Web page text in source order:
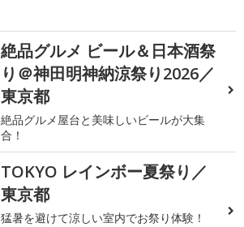
絶品グルメ ビール＆日本酒祭
り＠神田明神納涼祭り2026／
東京都
絶品グルメ屋台と美味しいビールが大集
合！
TOKYO レインボー夏祭り／
東京都
猛暑を避けて涼しい室内でお祭り体験！